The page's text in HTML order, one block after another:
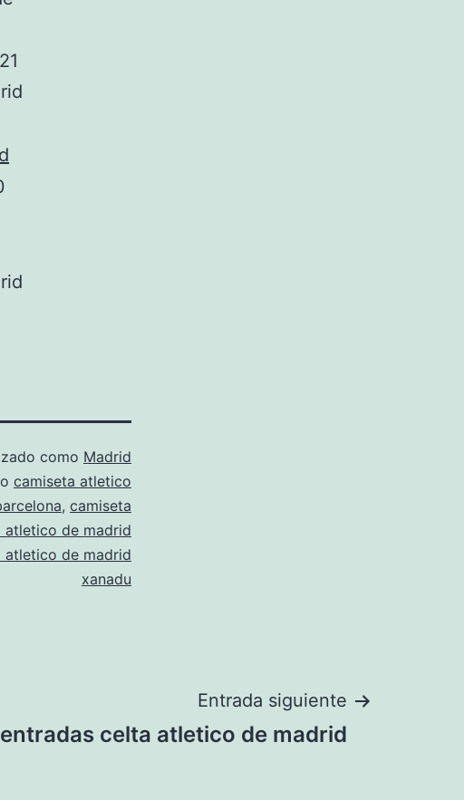
como Madrid
camiseta atletico
, camiseta
atletico de madrid
atletico de madrid
xanadu
Entrada siguiente
entradas celta atletico de madrid